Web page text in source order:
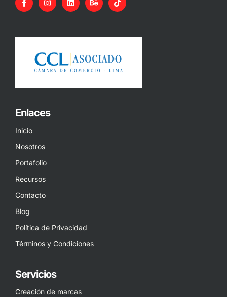
Enlaces
Inicio
Nosotros
Portafolio
Recursos
Contacto
Blog
Política de Privacidad
Términos y Condiciones
Servicios
Creación de marcas